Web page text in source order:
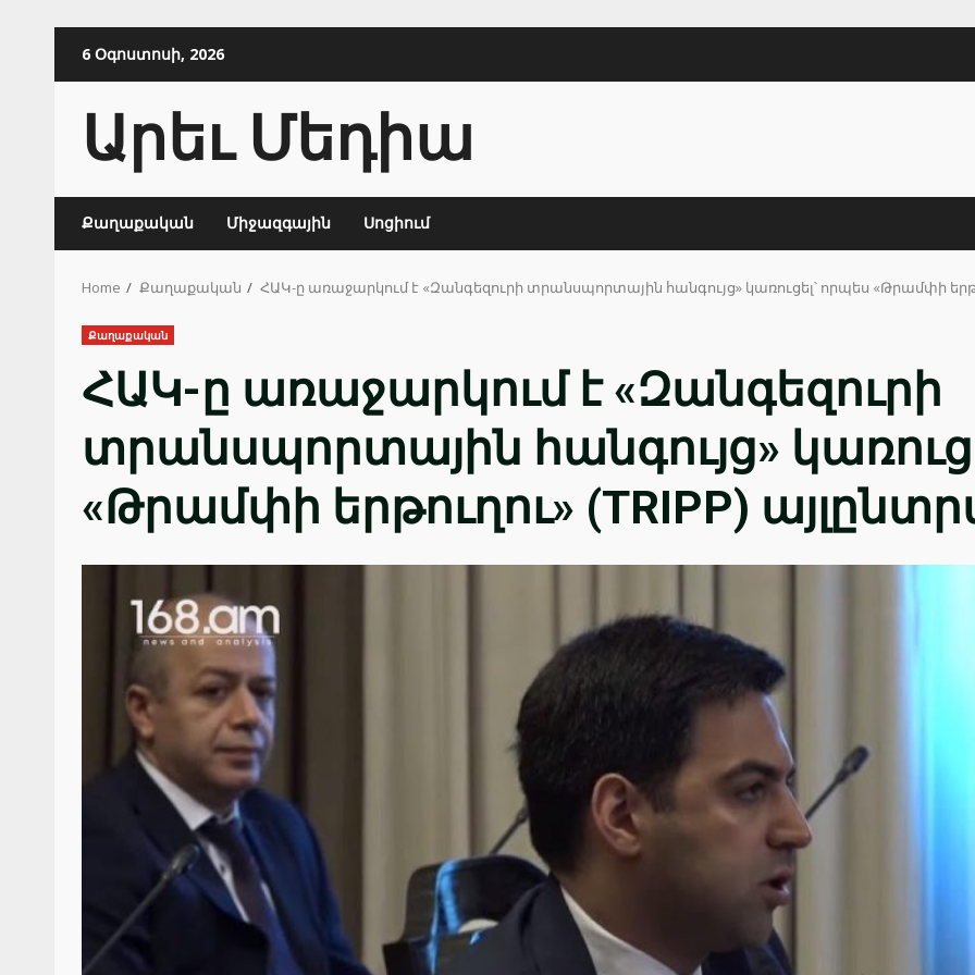
6 Օգոստոսի, 2026
Արեւ Մեդիա
Քաղաքական Միջազգային Սոցիում
Home Քաղաքական ՀԱԿ-ը առաջարկում է «Զանգեզուրի տրանսպորտային հանգույց» կառուցել՝ որպես «Թրամփի
Քաղաքական
ՀԱԿ-ը առաջարկում է «Զանգեզուրի
տրանսպորտային հանգույց»
«Թրամփի երթուղու» (TRIPP)